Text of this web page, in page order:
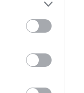
octobre 2025
septembre 2025
août 2025